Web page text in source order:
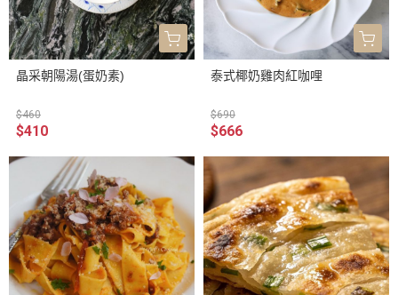
晶采朝陽湯(蛋奶素)
$460
$410
泰式椰奶雞肉紅咖哩
$690
$666